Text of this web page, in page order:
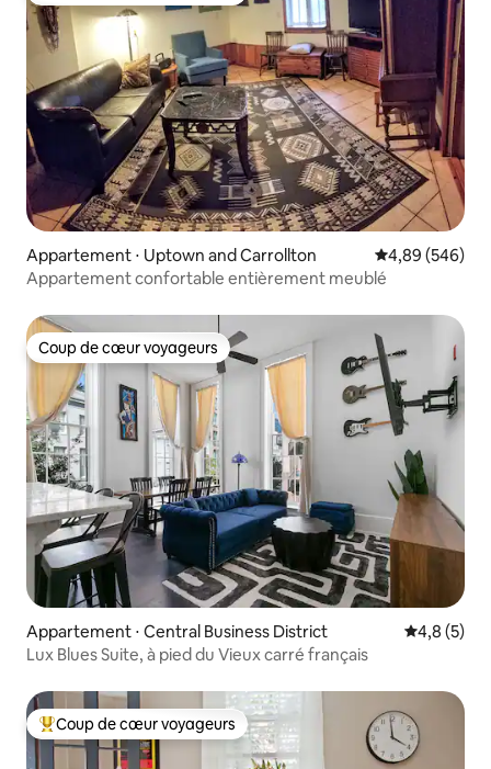
Appartement ⋅ Uptown and Carrollton Évaluation
4,89 (546)
Appartement confortable entièrement meublé
Coup de cœur voyageurs
Coup de cœur voyageurs
Appartement ⋅ Central Business District Évaluation
4,8 (5)
Lux Blues Suite, à pied du Vieux carré français
Coups de cœur voyageurs les plus appréciés
Coup de cœur voyageurs